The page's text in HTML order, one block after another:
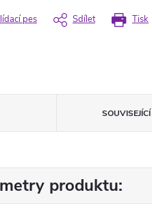
Tisk
pes Sdílet
produktu: